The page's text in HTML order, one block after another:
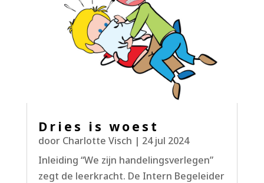
Dries is woest
door Charlotte Visch | 24 jul 2024
Inleiding “We zijn handelingsverlegen”
zegt de leerkracht. De Intern Begeleider